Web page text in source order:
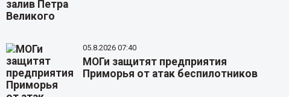
05.8.2026 07:40
МОГи защитят предприятия
Приморья от атак беспилотников